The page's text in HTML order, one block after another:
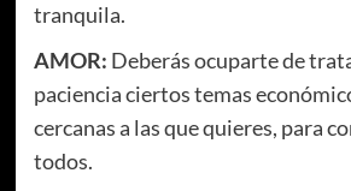
tranquila.
AMOR: Deberás ocuparte de
paciencia ciertos temas
cercanas a las que quieres, para
todos.